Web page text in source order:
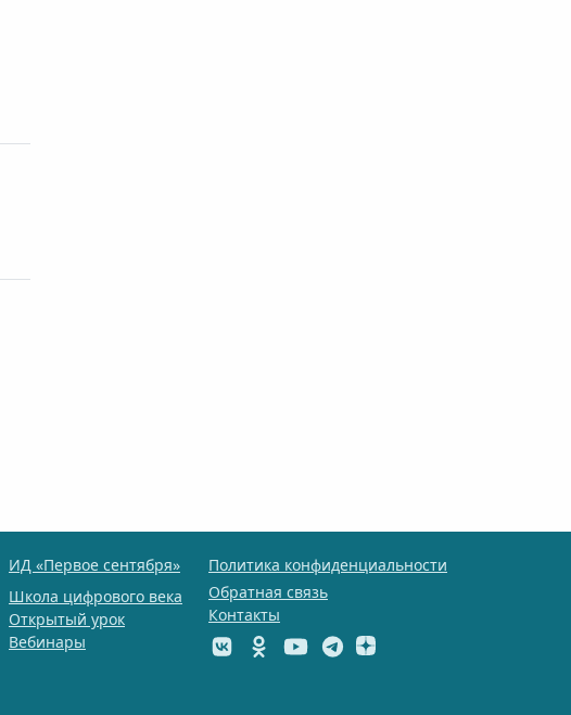
ИД «Первое сентября»
Школа цифрового века
Открытый урок
Вебинары
Политика конфиденциальности
Обратная связь
Контакты